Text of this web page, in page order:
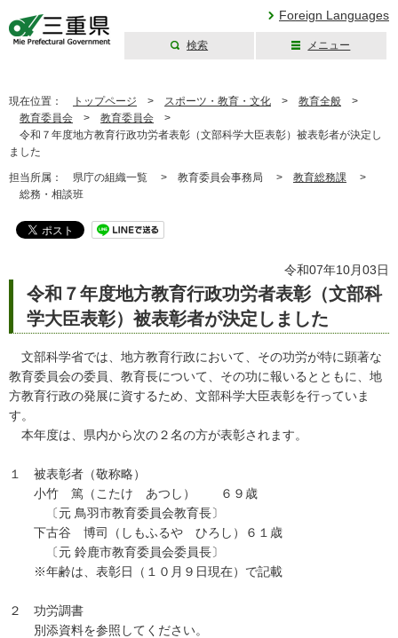
Foreign Languages
検索 メニュー
現在位置： トップページ > スポーツ・教育・文化 > 教育全般 >
教育委員会 > 教育委員会 >
令和７年度地方教育行政功労者表彰（文部科学大臣表彰）被表彰者が決定し
ました
担当所属： 県庁の組織一覧 > 教育委員会事務局 > 教育総務課 >
総務・相談班
令和07年10月03日
令和７年度地方教育行政功労者表彰（文部科
学大臣表彰）被表彰者が決定しました
文部科学省では、地方教育行政において、その功労が特に顕著な
教育委員会の委員、教育長について、その功に報いるとともに、地
方教育行政の発展に資するため、文部科学大臣表彰を行っていま
す。
本年度は、県内から次の２名の方が表彰されます。
１ 被表彰者（敬称略）
小竹 篤（こたけ あつし） ６９歳
〔元 鳥羽市教育委員会教育長〕
下古谷 博司（しもふるや ひろし）６１歳
〔元 鈴鹿市教育委員会委員長〕
※年齢は、表彰日（１０月９日現在）で記載
２ 功労調書
別添資料を参照してください。